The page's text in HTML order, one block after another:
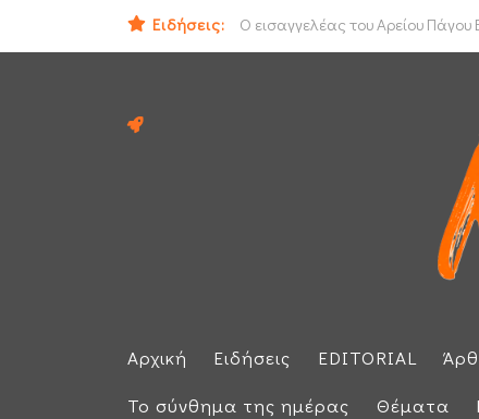
Ειδήσεις:
Ο εισαγγελέας του Αρείου
ΟΟΣΑ: Στην τελευταία θέση η
Αρχική Ειδήσεις EDITORIAL
Το σύνθημα της ημέρας
Θέματα